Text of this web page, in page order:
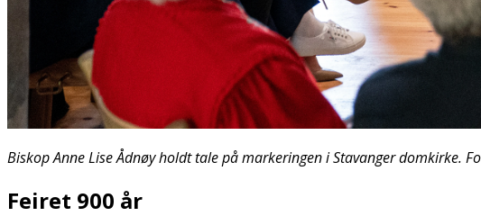
Biskop Anne Lise Ådnøy holdt tale på markeringen i Stavanger domkirke.
Feiret 900 år